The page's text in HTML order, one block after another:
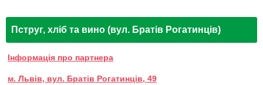
Пструг, хліб та вино (вул. Братів Рогатинців)
Інформація про партнера
м. Львів, вул. Братів Рогатинців, 49